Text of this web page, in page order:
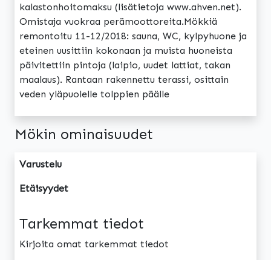
kalastonhoitomaksu (lisätietoja www.ahven.net).
Omistaja vuokraa perämoottoreita.Mökkiä
remontoitu 11-12/2018: sauna, WC, kylpyhuone ja
eteinen uusittiin kokonaan ja muista huoneista
päivitettiin pintoja (laipio, uudet lattiat, takan
maalaus). Rantaan rakennettu terassi, osittain
veden yläpuolelle tolppien päälle
Mökin ominaisuudet
Varustelu
Etäisyydet
Tarkemmat tiedot
Kirjoita omat tarkemmat tiedot